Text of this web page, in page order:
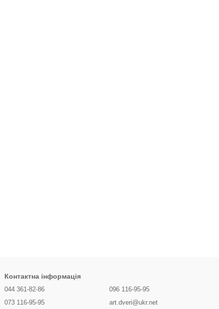
Контактна інформація
044 361-82-86
073 116-95-95
096 116-95-95
art.dveri@ukr.net